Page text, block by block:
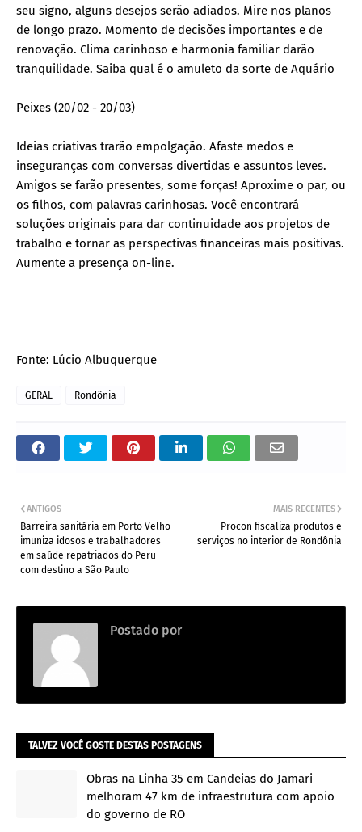
seu signo, alguns desejos serão adiados. Mire nos planos
de longo prazo. Momento de decisões importantes e de
renovação. Clima carinhoso e harmonia familiar darão
tranquilidade. Saiba qual é o amuleto da sorte de Aquário
Peixes (20/02 - 20/03)
Ideias criativas trarão empolgação. Afaste medos e
inseguranças com conversas divertidas e assuntos leves.
Amigos se farão presentes, some forças! Aproxime o par, ou
os filhos, com palavras carinhosas. Você encontrará
soluções originais para dar continuidade aos projetos de
trabalho e tornar as perspectivas financeiras mais positivas.
Aumente a presença on-line.
Fonte: Lúcio Albuquerque
GERAL Rondônia
MAIS RECENTES
Procon fiscaliza produtos e
serviços no interior de Rondônia
ANTIGOS
Barreira sanitária em Porto Velho
imuniza idosos e trabalhadores
em saúde repatriados do Peru
com destino a São Paulo
Postado por
TALVEZ VOCÊ GOSTE DESTAS POSTAGENS
Obras na Linha 35 em Candeias do Jamari
melhoram 47 km de infraestrutura com apoio
do governo de RO